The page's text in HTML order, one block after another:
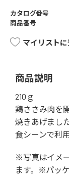
カタログ番号
商品番号
マイリスト
商品説明
210ｇ
鶏ささみ肉を
焼きあげまし
食シーンで利
※写真はイメ
ます。※パッ